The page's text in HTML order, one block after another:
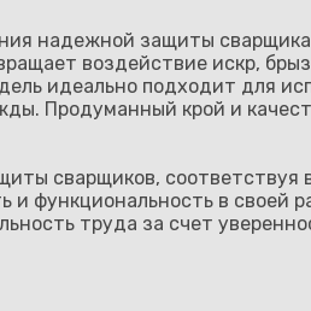
надежной защиты
воздействие искр,
идеально подходит для
Продуманный крой и
сварщиков,
функциональность в своей
труда за счет